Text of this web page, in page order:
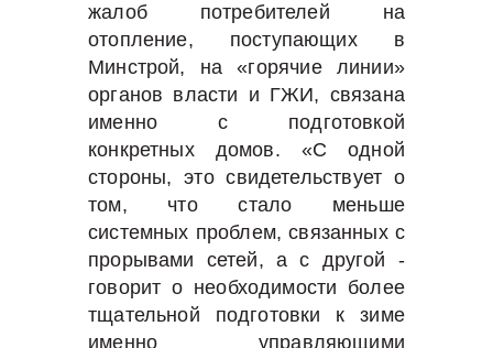
жалоб потребителей на
отопление, поступающих в
Минстрой, на «горячие линии»
органов власти и ГЖИ, связана
именно с подготовкой
конкретных домов. «С одной
стороны, это свидетельствует о
том, что стало меньше
системных проблем, связанных с
прорывами сетей, а с другой -
говорит о необходимости более
тщательной подготовки к зиме
именно управляющими